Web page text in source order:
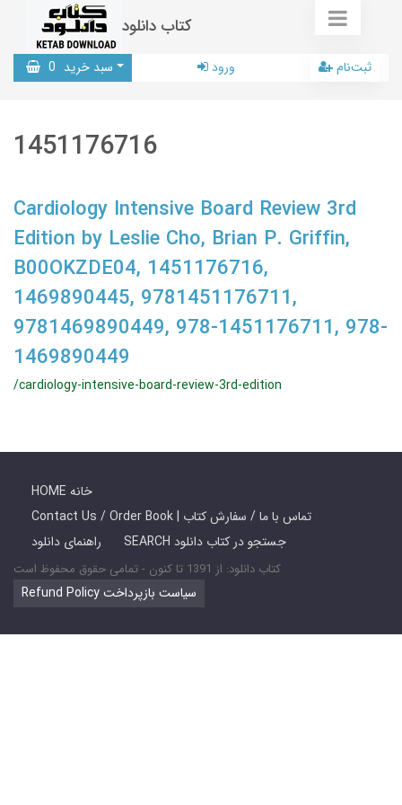
کتاب دانلود
سبد خرید 0 ورود ثبت‌نام
1451176716
Cardiology Intensive Board Review 3rd
Edition by Leslie Cho, Brian P. Griffin,
B00OKZDE04, 1451176716,
1469890445, 9781451176711,
9781469890449, 978-1451176711, 978-
1469890449
/cardiology-intensive-board-review-3rd-edition
HOME خانه
Contact Us / Order Book | تماس با ما / سفارش کتاب
راهنمای دانلود
SEARCH جستجو در کتاب دانلود
کتاب دانلود: از 1391 تا کنون - تمامی حقوق محفوظ است
Refund Policy سیاست بازپرداخت